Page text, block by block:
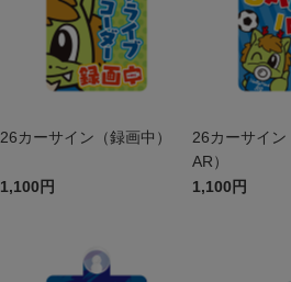
26カーサイン（録画中）
1,100円
26カーサイン
AR）
1,100円